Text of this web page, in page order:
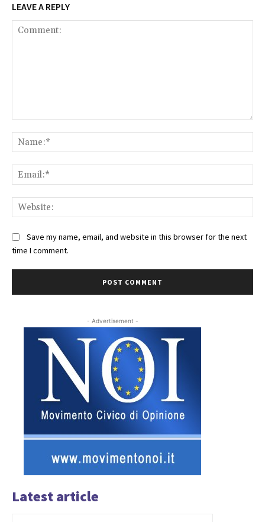
LEAVE A REPLY
Save my name, email, and website in this browser for the next
time I comment.
- Advertisement -
Latest article